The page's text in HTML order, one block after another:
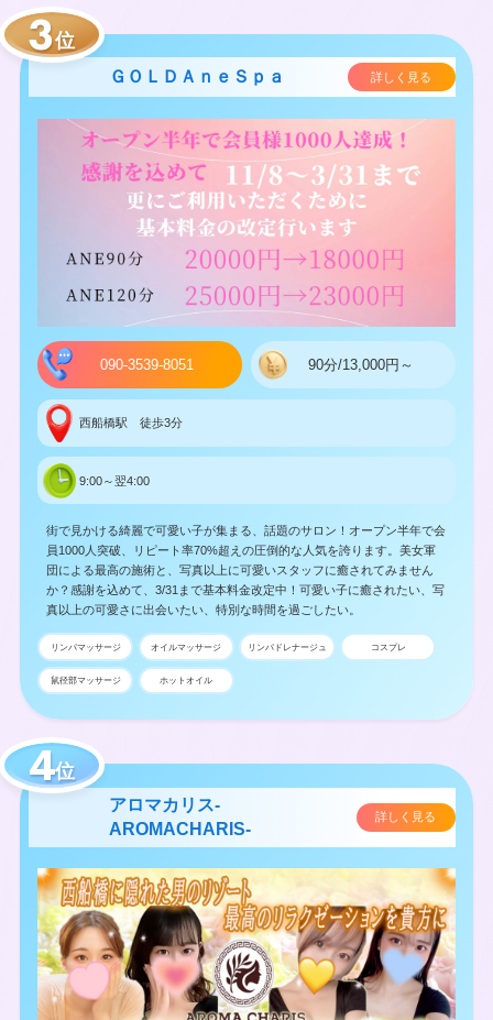
位
ＧＯＬＤＡｎｅＳｐａ 詳しく見る
090-3539-8051 90分/13,000円～
西船橋駅 徒歩3分
9:00～翌4:00
街で見かける綺麗で可愛い子が集まる、話題のサロン！オープン半年で会
員1000人突破、リピート率70%超えの圧倒的な人気を誇ります。美女軍
団による最高の施術と、写真以上に可愛いスタッフに癒されてみません
か？感謝を込めて、3/31まで基本料金改定中！可愛い子に癒されたい、写
真以上の可愛さに出会いたい、特別な時間を過ごしたい。
リンパマッサージ オイルマッサージ リンパドレナージュ コスプレ
鼠径部マッサージ ホットオイル
位
アロマカリス-
AROMACHARIS-
詳しく見る